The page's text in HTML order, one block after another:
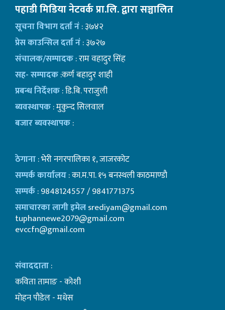
पहाडी मिडिया नेटवर्क प्रा.लि. द्वारा सञ्चालित
सूचना विभाग दर्ता नं: ३७४२
प्रेस काउन्सिल दर्ता नं: ३७२७
संचालक/सम्पादक: राम वहादुर सिंह
सह- सम्पादक:कर्ण बहादुर शाही
प्रबन्ध निर्देशक: डि.बि. पराजुली
ब्यवस्थापक: मुकुन्द सिलवाल
बजार ब्यवस्थापक:
ठेगाना: भेरी नगरपालिका १, जाजरकोट
सम्पर्क कार्यालय: का.म.पा. १५ बनस्थली काठमाण्डाै
सम्पर्क: 9848124557 / 9841771375
समाचारका लागी इमेलsrediyam@gmail.com
tuphannewe2079@gmail.com
evccfn@gmail.com
संवाददाता:
कविता तामाङ - कोशी
माेहन पाैडेल - मधेस